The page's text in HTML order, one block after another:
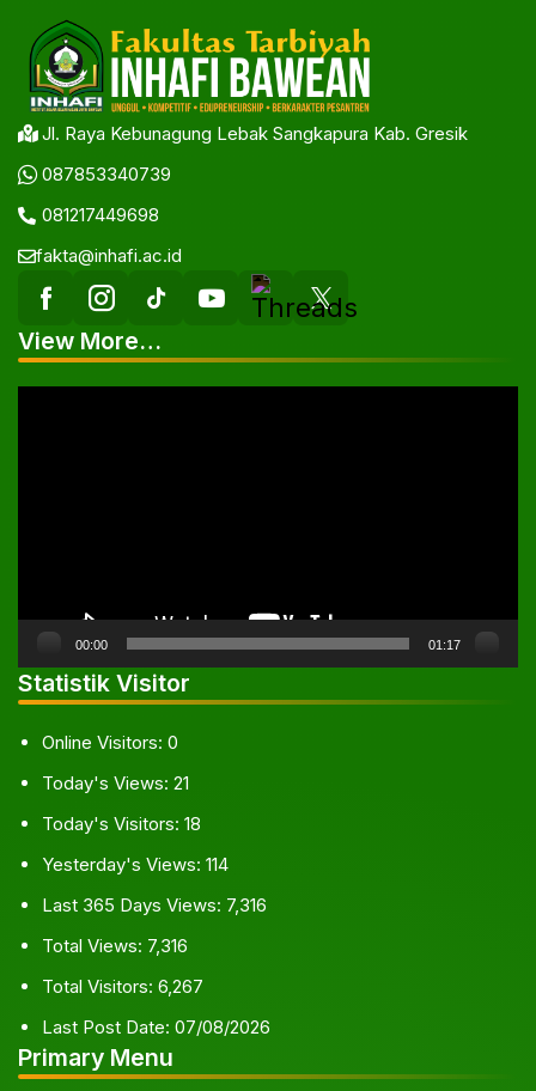
Jl. Raya Kebunagung Lebak Sangkapura Kab. Gresik
087853340739
081217449698
fakta@inhafi.ac.id
View More…
00:00 01:17
Statistik Visitor
Online Visitors: 0
Today's Views: 21
Today's Visitors: 18
Yesterday's Views: 114
Last 365 Days Views: 7,316
Total Views: 7,316
Total Visitors: 6,267
Last Post Date: 07/08/2026
Primary Menu